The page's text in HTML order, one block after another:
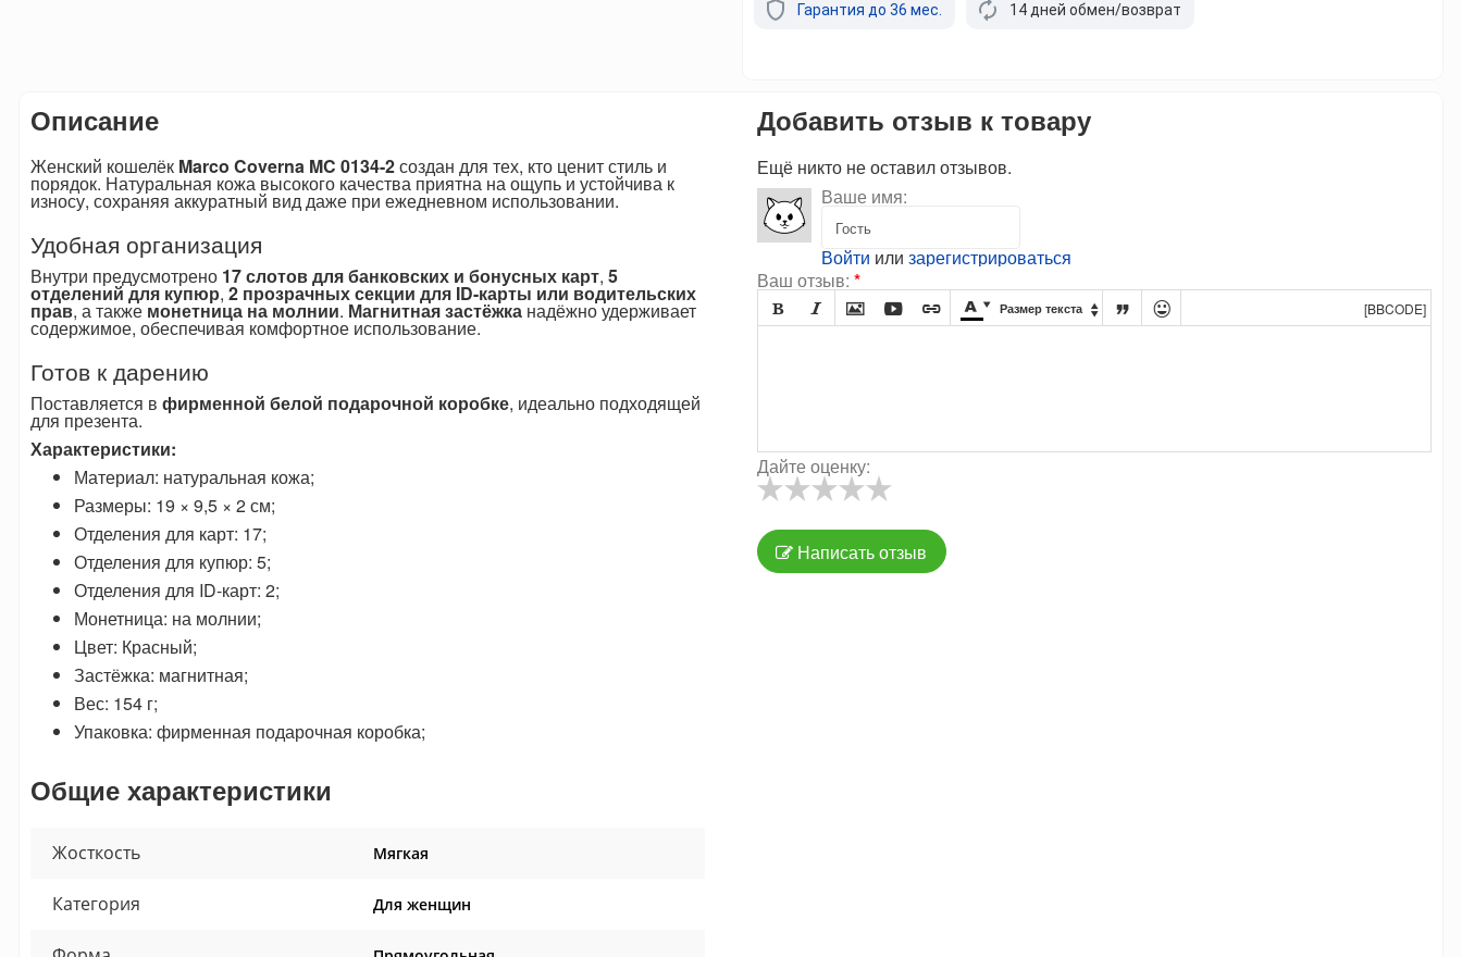
Гарантия до 36 мес. 14 дней обмен/возврат
Описание
Женский кошелёк Marco Coverna MC 0134-2создан для тех, кто ценит стиль и
порядок. Натуральная кожа высокого качества приятна на ощупь и устойчива к
износу, сохраняя аккуратный вид даже при ежедневном использовании.
Удобная организация
Внутри предусмотрено 17 слотов для банковских и бонусных карт, 5
отделений для купюр, 2 прозрачных секции для ID-карты или водительских
прав, а также монетница на молнии. Магнитная застёжканадёжно удерживает
содержимое, обеспечивая комфортное использование.
Готов к дарению
Поставляется в фирменной белой подарочной коробке, идеально подходящей
для презента.
Характеристики:
Материал: натуральная кожа;
Размеры: 19 × 9,5 × 2 см;
Отделения для карт: 17;
Отделения для купюр: 5;
Отделения для ID-карт: 2;
Монетница: на молнии;
Цвет: Красный;
Застёжка: магнитная;
Вес: 154 г;
Упаковка: фирменная подарочная коробка;
Общие характеристики
Жосткость Мягкая
Категория Для женщин
Добавить отзыв к товару
Ещё никто не оставил отзывов.
Ваше имя:
Войти или зарегистрироваться
Ваш отзыв: *
       Размер текста    [BBCODE]
Дайте оценку:
Написать отзыв